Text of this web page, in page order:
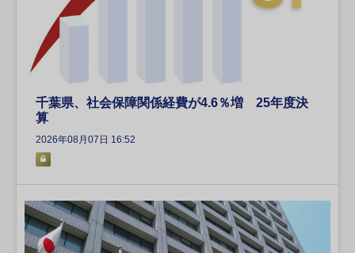
千葉県、社会保障関係経費が4.6％増 25年度決
算
2026年08月07日 16:52